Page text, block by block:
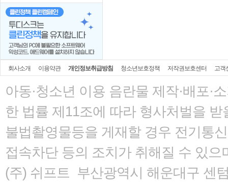
회사소개 이용약관 개인정보취급방침 청소년보호정책 저작권보호센터 고객
아동·청소년 이용 음란물 제작·배포·
한 법률 제11조에 따라 형사처벌을 받
불법촬영물등을 게재할 경우 전기통
접속차단 등의 조치가 취해질 수 있으
(주) 쉬프트 부산광역시 해운대구 센